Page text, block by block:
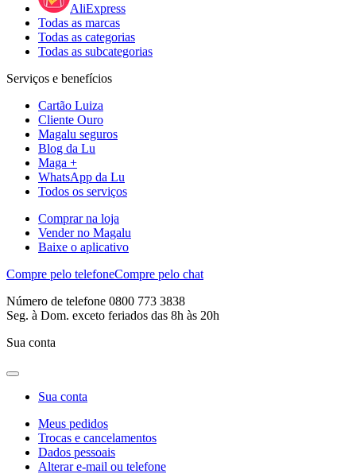
AliExpress
Todas as marcas
Todas as categorias
Todas as subcategorias
Serviços e benefícios
Cartão Luiza
Cliente Ouro
Magalu seguros
Blog da Lu
Maga +
WhatsApp da Lu
Todos os serviços
Comprar na loja
Vender no Magalu
Baixe o aplicativo
Compre pelo telefoneCompre pelo chat
Número de telefone 0800 773 3838
Seg. à Dom. exceto feriados das 8h às 20h
Sua conta
Sua conta
Meus pedidos
Trocas e cancelamentos
Dados pessoais
Alterar e-mail ou telefone